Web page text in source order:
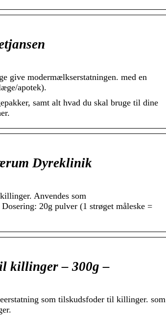
give modermælkserstatningen. med en
apotek).
samt alt hvad du skal bruge til dine
Dyreklinik
Anvendes som
20g pulver (1 strøget måleske =
killinger – 300g –
som tilskudsfoder til killinger. som